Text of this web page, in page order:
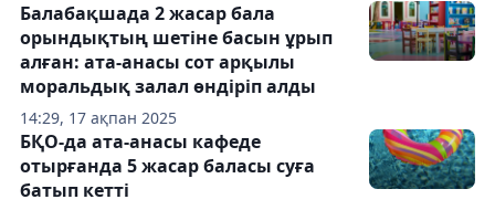
14:29, 17 ақпан 2025
Балабақшада 2 жасар бала
орындықтың шетіне басын ұрып
алған: ата-анасы сот арқылы
моральдық залал өндіріп алды
БҚО-да ата-анасы кафеде
отырғанда 5 жасар баласы суға
батып кетті